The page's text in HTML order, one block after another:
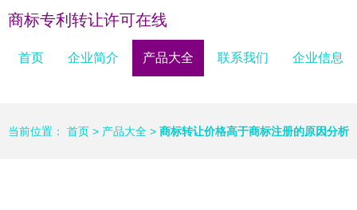
商标专利转让许可在线
首页 企业简介 产品大全 联系我们 企业信息
当前位置： 首页 > 产品大全 > 商标转让价格高于商标注册的原因分析